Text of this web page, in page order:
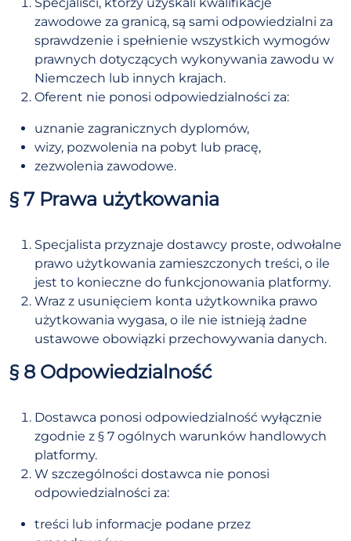
zawodowe za granicą, są sami odpowiedzialni za
sprawdzenie i spełnienie wszystkich wymogów
prawnych dotyczących wykonywania zawodu w
Niemczech lub innych krajach.
Oferent nie ponosi odpowiedzialności za:
uznanie zagranicznych dyplomów,
wizy, pozwolenia na pobyt lub pracę,
zezwolenia zawodowe.
§ 7 Prawa użytkowania
Specjalista przyznaje dostawcy proste, odwołalne
prawo użytkowania zamieszczonych treści, o ile
jest to konieczne do funkcjonowania platformy.
Wraz z usunięciem konta użytkownika prawo
użytkowania wygasa, o ile nie istnieją żadne
ustawowe obowiązki przechowywania danych.
§ 8 Odpowiedzialność
Dostawca ponosi odpowiedzialność wyłącznie
zgodnie z § 7 ogólnych warunków handlowych
platformy.
W szczególności dostawca nie ponosi
odpowiedzialności za:
treści lub informacje podane przez